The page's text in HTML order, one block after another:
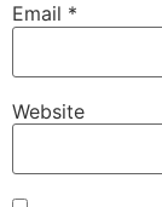
Email *
Website